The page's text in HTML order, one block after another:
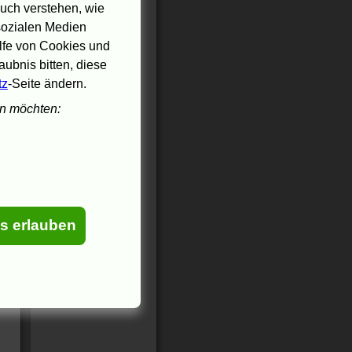
verstehen, wie
Medien
von Cookies und
bitten, diese
-Seite ändern.
möchten:
erlauben